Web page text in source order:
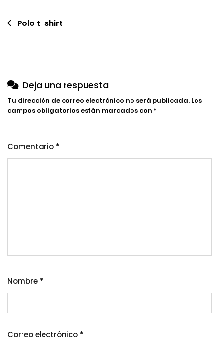
Navegación
entradas
Polo t-shirt
Deja una respuesta
Tu dirección de correo electrónico no será publicada. Los
campos obligatorios están marcados con *
Comentario *
Nombre *
Correo electrónico *